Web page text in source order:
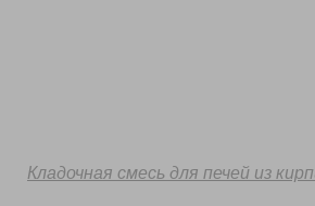
Кладочная смесь для печей из